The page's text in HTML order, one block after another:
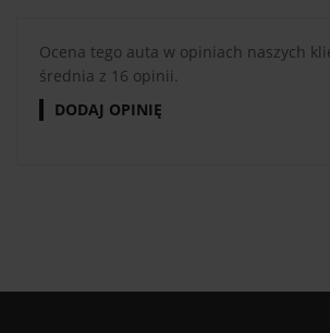
Ocena tego auta w opiniach naszych
średnia z 16 opinii.
DODAJ OPINIĘ